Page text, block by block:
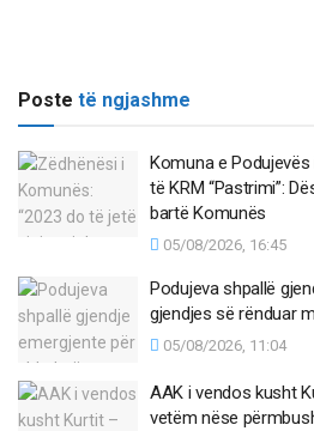
Poste të ngjashme
Komuna e
të KRM “Pastrimi”:
bartë Komunës
05/08/2026, 16:45
Podujeva shpallë
gjendjes së rënduar
05/08/2026, 11:04
AAK i vendos kusht
vetëm nëse